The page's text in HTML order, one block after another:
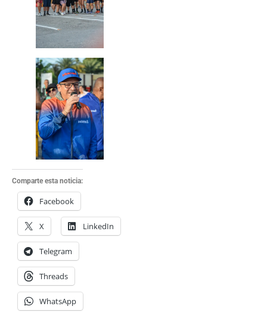
Comparte esta noticia:
Facebook
X LinkedIn
Telegram
Threads
WhatsApp